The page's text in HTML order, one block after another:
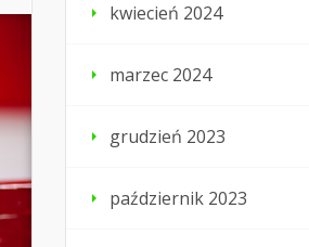
kwiecień 2024
marzec 2024
grudzień 2023
październik 2023